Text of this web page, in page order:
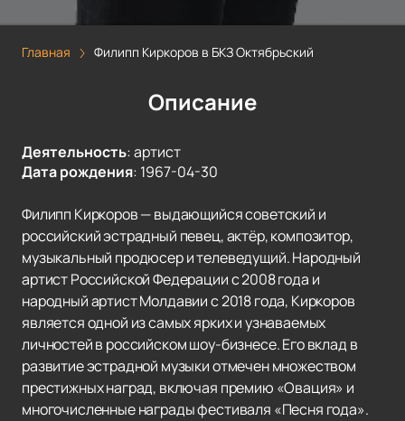
Главная Филипп Киркоров в БКЗ Октябрьский
Описание
Деятельность:артист
Дата рождения: 1967-04-30
Филипп Киркоров — выдающийся советский и
российский эстрадный певец, актёр, композитор,
музыкальный продюсер и телеведущий. Народный
артист Российской Федерации с 2008 года и
народный артист Молдавии с 2018 года, Киркоров
является одной из самых ярких и узнаваемых
личностей в российском шоу-бизнесе. Его вклад в
развитие эстрадной музыки отмечен множеством
престижных наград, включая премию «Овация» и
многочисленные награды фестиваля «Песня года».